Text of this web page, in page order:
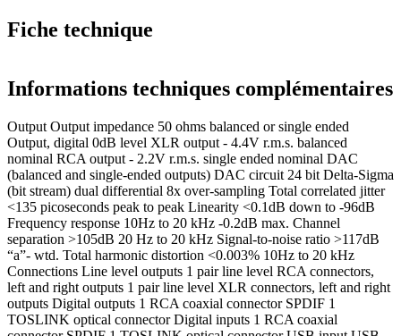
Fiche technique
Informations techniques complémentaires
Output Output impedance 50 ohms balanced or single ended
Output, digital 0dB level XLR output - 4.4V r.m.s. balanced
nominal RCA output - 2.2V r.m.s. single ended nominal DAC
(balanced and single-ended outputs) DAC circuit 24 bit Delta-Sigma
(bit stream) dual differential 8x over-sampling Total correlated jitter
<135 picoseconds peak to peak Linearity <0.1dB down to -96dB
Frequency response 10Hz to 20 kHz -0.2dB max. Channel
separation >105dB 20 Hz to 20 kHz Signal-to-noise ratio >117dB
“a”- wtd. Total harmonic distortion <0.003% 10Hz to 20 kHz
Connections Line level outputs 1 pair line level RCA connectors,
left and right outputs 1 pair line level XLR connectors, left and right
outputs Digital outputs 1 RCA coaxial connector SPDIF 1
TOSLINK optical connector Digital inputs 1 RCA coaxial